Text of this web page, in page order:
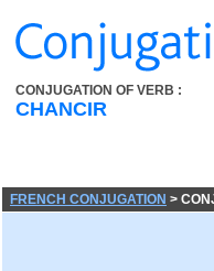
CONJUGATION OF VERB :
CHANCIR
FRENCH CONJUGATION >